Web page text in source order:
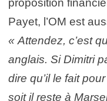
proposition
Payet, l’OM est
« Attendez, c’est
anglais. Si Dimitri
dire qu’il le fait
soit il reste à